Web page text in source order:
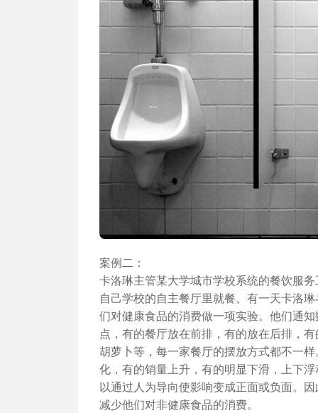
案例二：
卡洛琳主管某大学城市学校系统的餐饮服
自己学校的自主餐厅里就餐。有一天卡洛
们对健康食品的消费做一项实验。他们通
点，有的餐厅放在前排，有的放在后排，
胡萝卜等，每一家餐厅的摆放方式都不一
化，有的销量上升，有的明显下滑，上下
以通过人为导向使影响变成正面或负面。
减少他们对非健康食品的消费。